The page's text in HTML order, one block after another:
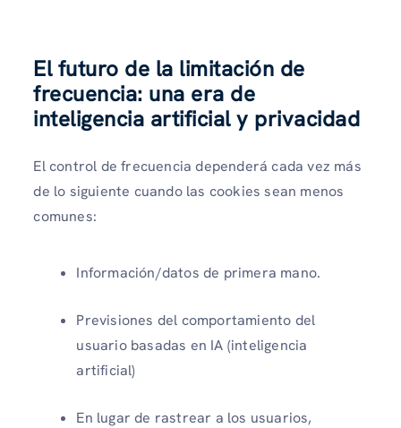
El futuro de la limitación de
frecuencia: una era de
inteligencia artificial y privacidad
El control de frecuencia dependerá cada vez más
de lo siguiente cuando las cookies sean menos
comunes:
Información/datos de primera mano.
Previsiones del comportamiento del
usuario basadas en IA (inteligencia
artificial)
En lugar de rastrear a los usuarios,